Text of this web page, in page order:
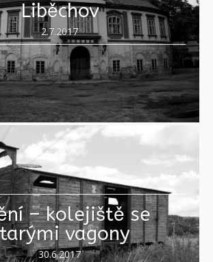
Liběchov
2.7.2017
– kolejiště se
vagony
30.6.2017